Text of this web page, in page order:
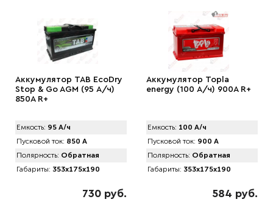
Аккумулятор TAB EcоDry
Stop & Go AGM (95 А/ч)
850А R+
Емкость: 95 А/ч
Пусковой ток: 850 А
Полярность: Обратная
Габариты: 353x175x190
730 руб.
Аккумулятор Topla
energy (100 А/ч) 900А R+
Емкость: 100 А/ч
Пусковой ток: 900 А
Полярность: Обратная
Габариты: 353x175x190
584 руб.